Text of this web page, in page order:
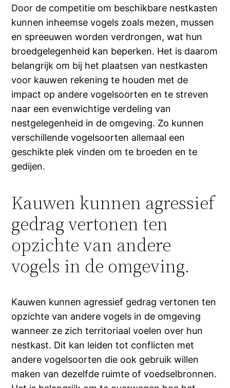
Door de competitie om beschikbare nestkasten
kunnen inheemse vogels zoals mezen, mussen
en spreeuwen worden verdrongen, wat hun
broedgelegenheid kan beperken. Het is daarom
belangrijk om bij het plaatsen van nestkasten
voor kauwen rekening te houden met de
impact op andere vogelsoorten en te streven
naar een evenwichtige verdeling van
nestgelegenheid in de omgeving. Zo kunnen
verschillende vogelsoorten allemaal een
geschikte plek vinden om te broeden en te
gedijen.
Kauwen kunnen agressief
gedrag vertonen ten
opzichte van andere
vogels in de omgeving.
Kauwen kunnen agressief gedrag vertonen ten
opzichte van andere vogels in de omgeving
wanneer ze zich territoriaal voelen over hun
nestkast. Dit kan leiden tot conflicten met
andere vogelsoorten die ook gebruik willen
maken van dezelfde ruimte of voedselbronnen.